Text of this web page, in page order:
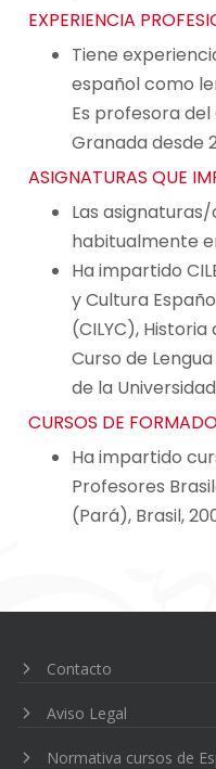
EXPERIENCIA
Tiene
español como
Es profesora del
Granada desde
ASIGNATURAS QUE
Las
habitualmente
Ha impartido
y Cultura
(CILYC),
Curso de
de la
CURSOS DE
Ha impartido
Profesores
(Pará), Brasil,
de
Contacto
Aviso Legal
Normativa cursos de